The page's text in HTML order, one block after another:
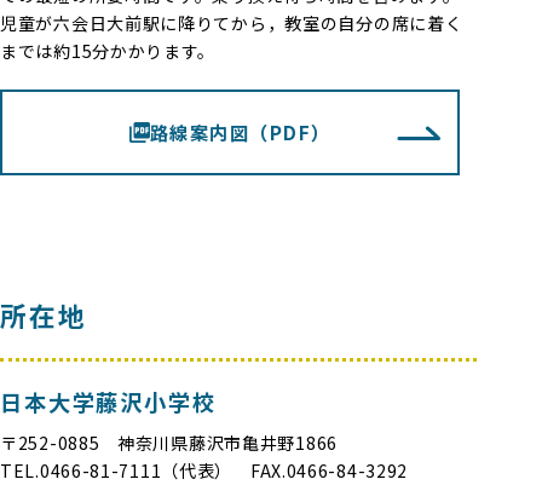
児童が六会日大前駅に降りてから，教室の自分の席に着く
までは約15分かかります。
路線案内図（PDF）
所在地
日本大学藤沢小学校
〒252-0885 神奈川県藤沢市亀井野1866
TEL.0466-81-7111（代表） FAX.0466-84-3292